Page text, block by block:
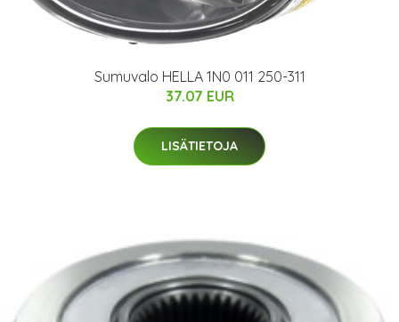
Sumuvalo HELLA 1N0 011 250-311
37.07 EUR
LISÄTIETOJA